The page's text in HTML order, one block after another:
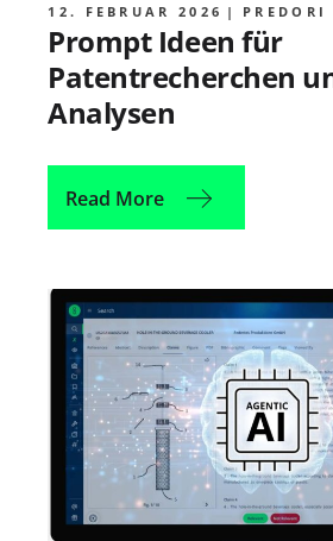
12. FEBRUAR 2026
Prompt Ideen für
Patentrecherchen
Analysen
Read More